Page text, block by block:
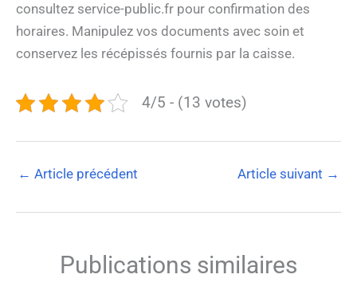
consultez service-public.fr pour confirmation des
horaires. Manipulez vos documents avec soin et
conservez les récépissés fournis par la caisse.
4/5 - (13 votes)
← Article précédent Article suivant →
Publications similaires